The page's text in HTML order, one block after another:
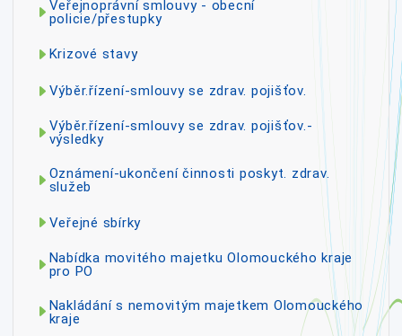
Veřejnoprávní smlouvy - obecní
policie/přestupky
Krizové stavy
Výběr.řízení-smlouvy se zdrav. pojišťov.
Výběr.řízení-smlouvy se zdrav. pojišťov.-
výsledky
Oznámení-ukončení činnosti poskyt. zdrav.
služeb
Veřejné sbírky
Nabídka movitého majetku Olomouckého kraje
pro PO
Nakládání s nemovitým majetkem Olomouckého
kraje